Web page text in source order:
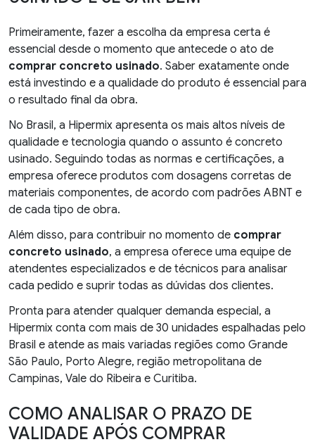
Primeiramente, fazer a escolha da empresa certa é
essencial desde o momento que antecede o ato de
comprar concreto usinado. Saber exatamente onde
está investindo e a qualidade do produto é essencial para
o resultado final da obra.
No Brasil, a Hipermix apresenta os mais altos níveis de
qualidade e tecnologia quando o assunto é concreto
usinado. Seguindo todas as normas e certificações, a
empresa oferece produtos com dosagens corretas de
materiais componentes, de acordo com padrões ABNT e
de cada tipo de obra.
Além disso, para contribuir no momento de comprar
concreto usinado, a empresa oferece uma equipe de
atendentes especializados e de técnicos para analisar
cada pedido e suprir todas as dúvidas dos clientes.
Pronta para atender qualquer demanda especial, a
Hipermix conta com mais de 30 unidades espalhadas pelo
Brasil e atende as mais variadas regiões como Grande
São Paulo, Porto Alegre, região metropolitana de
Campinas, Vale do Ribeira e Curitiba.
COMO ANALISAR O PRAZO DE
VALIDADE APÓS COMPRAR